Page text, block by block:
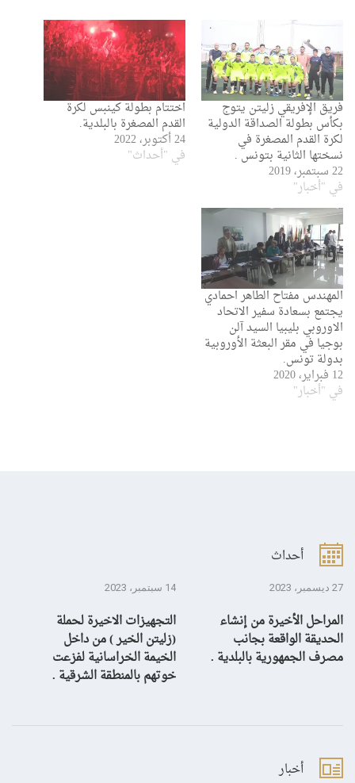
فريق الإفريقي زليتن يتوج
بكأس بطولة الصداقة الدولية
لكرة القدم المصغرة في
نسختها الثانية بتونس .
22 سبتمبر، 2019
في "أخبار"
اختتام بطولة كينبس لكرة
القدم المصغرة بالبلدية.
24 أكتوبر، 2022
في "أحداث"
المهندس مفتاح الطاهر احمادي
يجتمع بسعادة سفير الاتحاد
الاوروبي بليبيا السيد آلن
بوجيا في مقر البعثة الأوروبية
بدولة تونس.
12 فبراير، 2020
في "أخبار"
أحداث
27 ديسمبر، 2023
المراحل الأخيرة من إنشاء
الحديقة الواقعة بجانب
مصرف الجمهورية بالبلدية .
14 سبتمبر، 2023
التجهيزات الاخيرة لحملة
(زليتن الخير ) من داخل
الخيمة الخراسانية لفزعت
خوتهم بالمنطقة الشرقية .
أخبار